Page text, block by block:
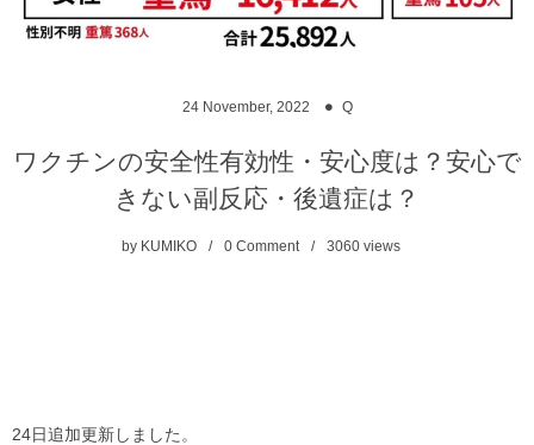
24 November, 2022 Q
ワクチンの安全性有効性・安心度は？安心で
きない副反応・後遺症は？
by KUMIKO 0 Comment 3060 views
24日追加更新しました。